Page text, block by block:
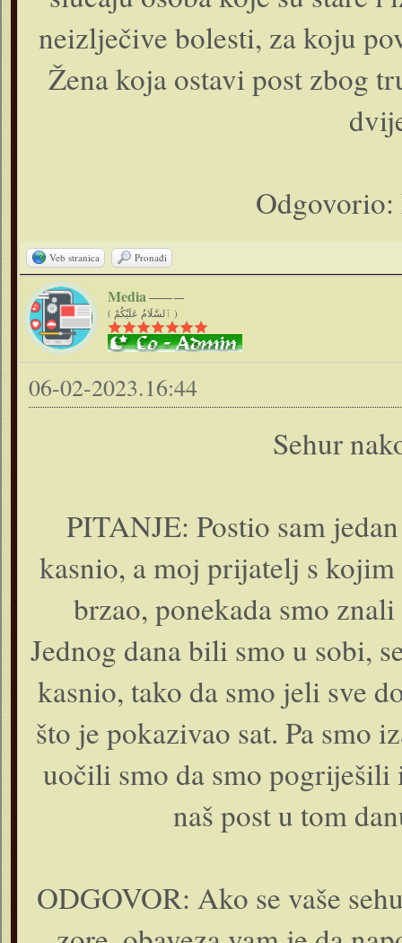
neizlječive bolesti, za koju
Žena koja ostavi post zbog
Odgovorio:
Veb stranica Pronađi
Media
( ٱلسَّلَامُ عَلَيْكُمْ )
06-02-2023.16:44
Sehur
PITANJE: Postio sam
kasnio, a moj prijatelj s
brzao, ponekada smo
Jednog dana bili smo u sobi,
kasnio, tako da smo jeli sve
što je pokazivao sat. Pa smo
uočili smo da smo pogriješili
naš post u tom
ODGOVOR: Ako se vaše